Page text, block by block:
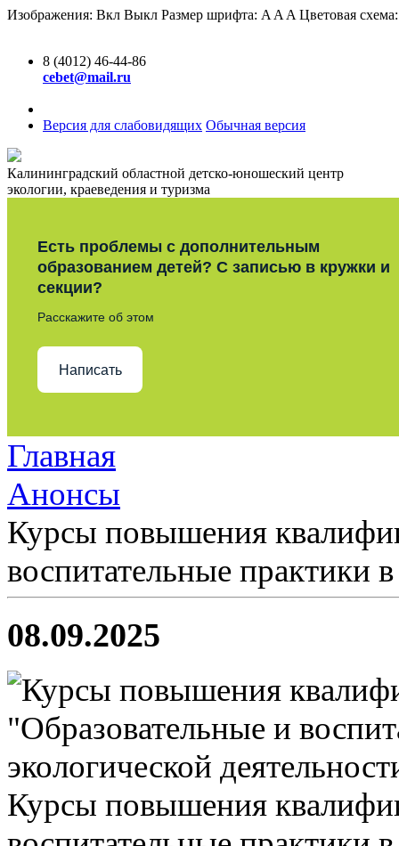
Изображения: Вкл Выкл Размер шрифта: A A A Цветовая
8 (4012) 46-44-86
cebet@mail.ru
Версия для слабовидящих Обычная версия
Калининградский областной детско-юношеский центр
экологии, краеведения и туризма
Есть проблемы с дополнительным
образованием детей? С записью в кружки и
секции?
Расскажите об этом
Написать
Главная
Анонсы
Курсы повышения
воспитательные практики
08.09.2025
Курсы повышения